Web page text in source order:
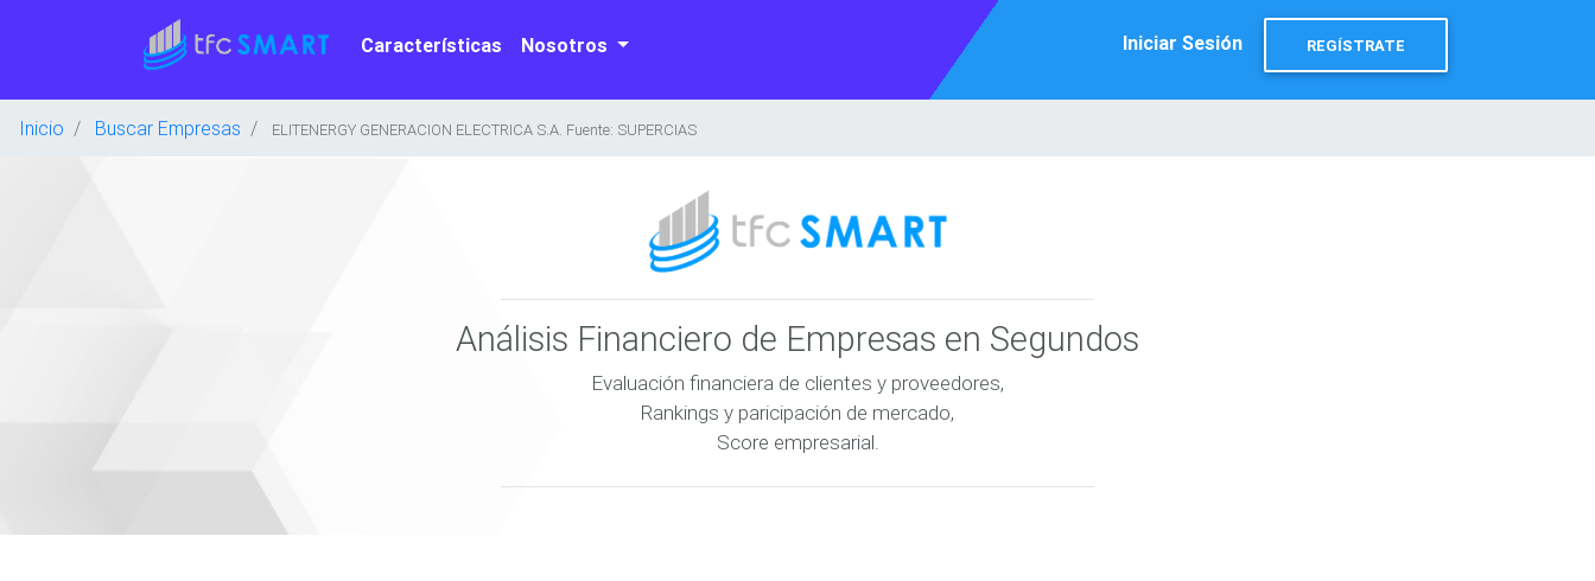
Características Nosotros Iniciar Sesión REGÍSTRATE
Inicio Buscar Empresas ELITENERGY GENERACION ELECTRICA S.A. Fuente: SUPERCIAS
Análisis Financiero de Empresas en Segundos
Evaluación financiera de clientes y proveedores,
Rankings y paricipación de mercado,
Score empresarial.